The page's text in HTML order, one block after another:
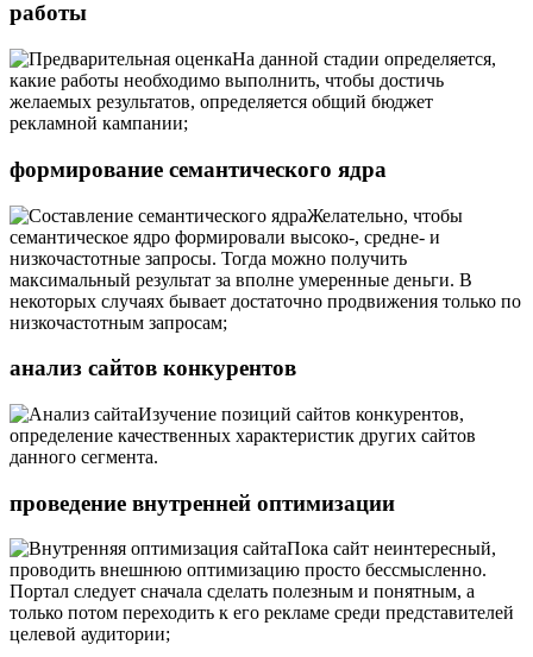
работы
На данной стадии определяется,
какие работы необходимо выполнить, чтобы достичь
желаемых результатов, определяется общий бюджет
рекламной кампании;
формирование семантического ядра
Желательно, чтобы
семантическое ядро формировали высоко-, средне- и
низкочастотные запросы. Тогда можно получить
максимальный результат за вполне умеренные деньги. В
некоторых случаях бывает достаточно продвижения только по
низкочастотным запросам;
анализ сайтов конкурентов
Изучение позиций сайтов конкурентов,
определение качественных характеристик других сайтов
данного сегмента.
проведение внутренней оптимизации
Пока сайт неинтересный,
проводить внешнюю оптимизацию просто бессмысленно.
Портал следует сначала сделать полезным и понятным, а
только потом переходить к его рекламе среди представителей
целевой аудитории;